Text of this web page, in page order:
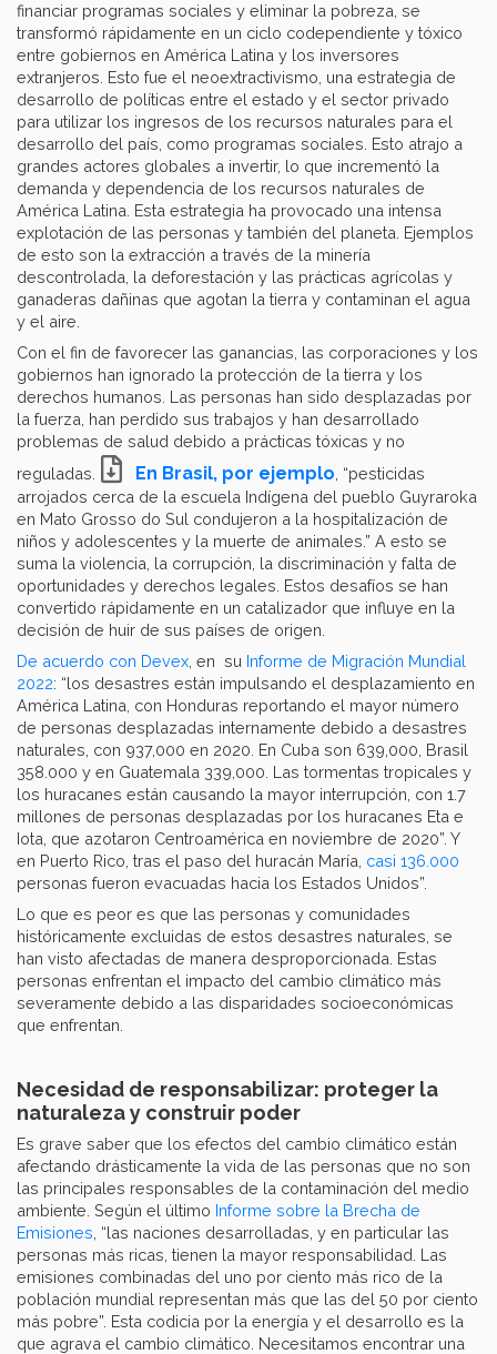
financiar programas sociales y eliminar la pobreza, se
transformó rápidamente en un ciclo codependiente y tóxico
entre gobiernos en América Latina y los inversores
extranjeros. Esto fue el neoextractivismo, una estrategia de
desarrollo de políticas entre el estado y el sector privado
para utilizar los ingresos de los recursos naturales para el
desarrollo del país, como programas sociales. Esto atrajo a
grandes actores globales a invertir, lo que incrementó la
demanda y dependencia de los recursos naturales de
América Latina. Esta estrategia ha provocado una intensa
explotación de las personas y también del planeta. Ejemplos
de esto son la extracción a través de la minería
descontrolada, la deforestación y las prácticas agrícolas y
ganaderas dañinas que agotan la tierra y contaminan el agua
y el aire.
Con el fin de favorecer las ganancias, las corporaciones y los
gobiernos han ignorado la protección de la tierra y los
derechos humanos. Las personas han sido desplazadas por
la fuerza, han perdido sus trabajos y han desarrollado
problemas de salud debido a prácticas tóxicas y no
reguladas.
En Brasil, por ejemplo , “pesticidas
arrojados cerca de la escuela Indígena del pueblo Guyraroka
en Mato Grosso do Sul condujeron a la hospitalización de
niños y adolescentes y la muerte de animales.” A esto se
suma la violencia, la corrupción, la discriminación y falta de
oportunidades y derechos legales. Estos desafíos se han
convertido rápidamente en un catalizador que influye en la
decisión de huir de sus países de origen.
De acuerdo con Devex , en su Informe de Migración Mundial
2022: “los desastres están impulsando el desplazamiento en
América Latina, con Honduras reportando el mayor número
de personas desplazadas internamente debido a desastres
naturales, con 937,000 en 2020. En Cuba son 639,000, Brasil
358.000 y en Guatemala 339,000. Las tormentas tropicales y
los huracanes están causando la mayor interrupción, con 1.7
millones de personas desplazadas por los huracanes Eta e
Iota, que azotaron Centroamérica en noviembre de 2020”. Y
en Puerto Rico, tras el paso del huracán María, casi 136.000
personas fueron evacuadas hacia los Estados Unidos”.
Lo que es peor es que las personas y comunidades
históricamente excluidas de estos desastres naturales, se
han visto afectadas de manera desproporcionada. Estas
personas enfrentan el impacto del cambio climático más
severamente debido a las disparidades socioeconómicas
que enfrentan.
Necesidad de responsabilizar: proteger la
naturaleza y construir poder
Es grave saber que los efectos del cambio climático están
afectando drásticamente la vida de las personas que no son
las principales responsables de la contaminación del medio
ambiente. Según el último Informe sobre la Brecha de
Emisiones , “las naciones desarrolladas, y en particular las
personas más ricas, tienen la mayor responsabilidad. Las
emisiones combinadas del uno por ciento más rico de la
población mundial representan más que las del 50 por ciento
más pobre”. Esta codicia por la energía y el desarrollo es la
que agrava el cambio climático. Necesitamos encontrar una